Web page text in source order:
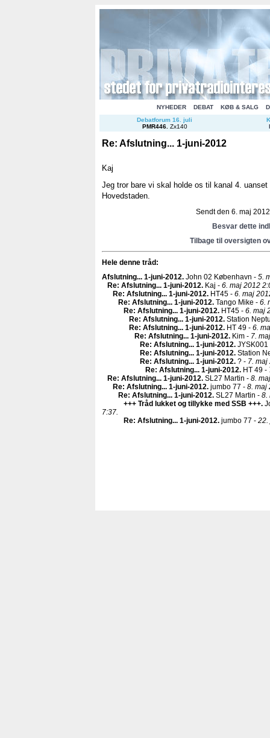
NYHEDER DEBAT KØB & SALG
Debatforum 16. juli
PMR446. Zx140
Re: Afslutning... 1-juni-2012
Kaj
Jeg tror bare vi skal holde os til kanal 4.
Hovedstaden.
Sendt den 6. maj
Besvar dette
Tilbage til oversigten
Hele denne tråd:
Afslutning... 1-juni-2012. John 02 København - 5.
Re: Afslutning... 1-juni-2012. Kaj - 6. maj 2012
Re: Afslutning... 1-juni-2012. HT45 - 6. maj
Re: Afslutning... 1-juni-2012. Tango Mike - 6.
Re: Afslutning... 1-juni-2012. HT45 - 6. maj
Re: Afslutning... 1-juni-2012. Station
Re: Afslutning... 1-juni-2012. HT 49 - 6.
Re: Afslutning... 1-juni-2012. Kim - 7.
Re: Afslutning... 1-juni-2012.
Re: Afslutning... 1-juni-2012. Station
Re: Afslutning... 1-juni-2012. ? - 7. maj
Re: Afslutning... 1-juni-2012. HT 49 -
Re: Afslutning... 1-juni-2012. SL27 Martin - 8.
Re: Afslutning... 1-juni-2012. jumbo 77 - 8. maj
Re: Afslutning... 1-juni-2012. SL27 Martin - 8.
+++ Tråd lukket og tillykke med SSB +++.
7:37.
Re: Afslutning... 1-juni-2012. jumbo 77 - 22.